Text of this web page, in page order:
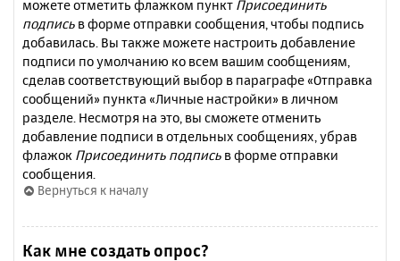
можете отметить флажком пункт Присоединить
подпись в форме отправки сообщения, чтобы подпись
добавилась. Вы также можете настроить добавление
подписи по умолчанию ко всем вашим сообщениям,
сделав соответствующий выбор в параграфе «Отправка
сообщений» пункта «Личные настройки» в личном
разделе. Несмотря на это, вы сможете отменить
добавление подписи в отдельных сообщениях, убрав
флажок Присоединить подпись в форме отправки
сообщения.
Вернуться к началу
Как мне создать опрос?